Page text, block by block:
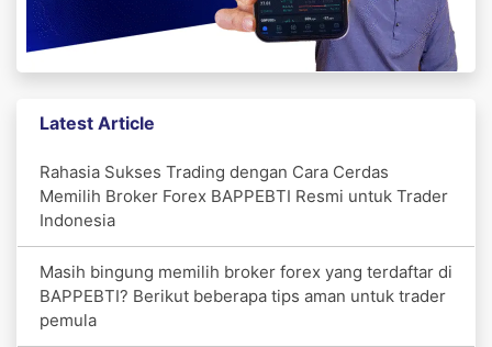
Latest Article
Rahasia Sukses Trading dengan Cara Cerdas
Memilih Broker Forex BAPPEBTI Resmi untuk Trader
Indonesia
Masih bingung memilih broker forex yang terdaftar di
BAPPEBTI? Berikut beberapa tips aman untuk trader
pemula